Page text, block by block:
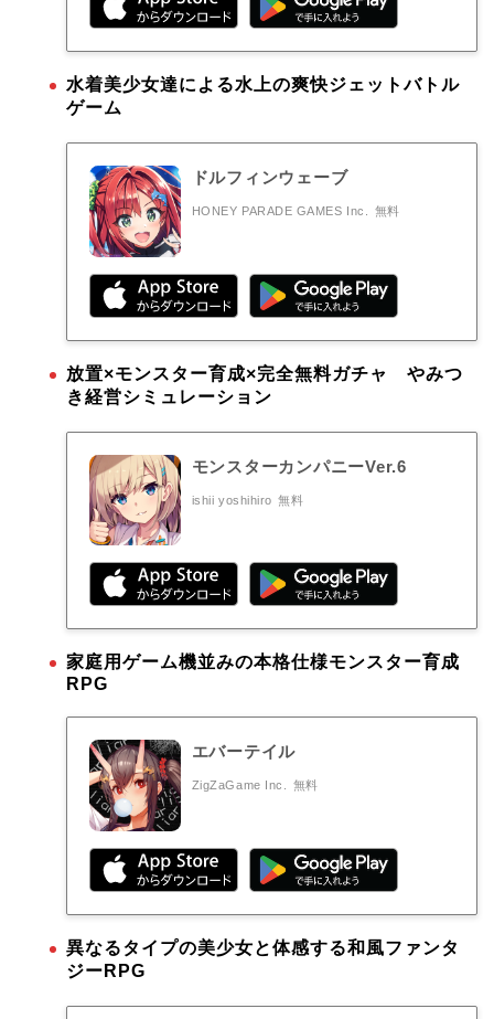
水着美少女達による水上の爽快ジェットバトル
ゲーム
ドルフィンウェーブ
HONEY PARADE GAMES Inc. 無料
放置×モンスター育成×完全無料ガチャ やみつ
き経営シミュレーション
モンスターカンパニーVer.6
ishii yoshihiro 無料
家庭用ゲーム機並みの本格仕様モンスター育成
RPG
エバーテイル
ZigZaGame Inc. 無料
異なるタイプの美少女と体感する和風ファンタ
ジーRPG